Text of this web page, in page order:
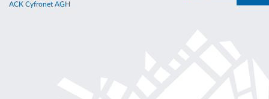
ACK Cyfronet AGH